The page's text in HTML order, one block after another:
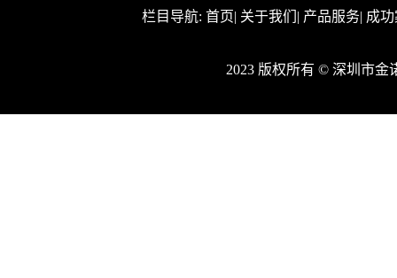
栏目导航: 首页| 关于我们 | 产品服务| 成
2023 版权所有 © 深圳市